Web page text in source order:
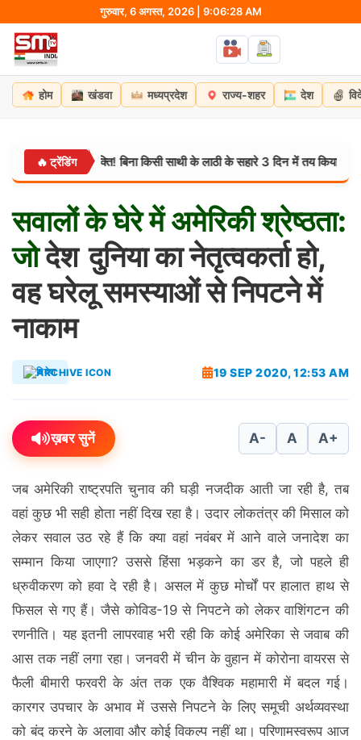
content
गुरुवार, 6 अगस्त, 2026 | 9:06:29 AM
होम खंडवा मध्यप्रदेश राज्य-शहर देश
🔥 ट्रेंडिंग
बिना किसी साथी के लाठी के सहारे 3 दिन में तय किया हरिद्वार का सफर
सवालोंकेघेरेमें अमेरिकीश्रेष्ठता:
जोदेश दुनिया का नेतृत्वकर्ता हो,
वह घरेलू समस्याओं से निपटने में
नाकाम
विदेश 19 SEP 2020, 12:53 AM
ख़बर सुनें A- A A+
जब अमेरिकी राष्ट्रपति चुनाव की घड़ी नजदीक आती जा रही है, तब
वहां कुछ भी सही होता नहीं दिख रहा है। उदार लोकतंत्र की मिसाल को
लेकर सवाल उठ रहे हैं कि क्या वहां नवंबर में आने वाले जनादेश का
सम्मान किया जाएगा? उससे हिंसा भड़कने का डर है, जो पहले ही
ध्रुवीकरण को हवा दे रही है। असल में कुछ मोर्चों पर हालात हाथ से
फिसल से गए हैं। जैसे कोविड-19 से निपटने को लेकर वाशिंगटन की
रणनीति। यह इतनी लापरवाह भरी रही कि कोई अमेरिका से जवाब की
आस तक नहीं लगा रहा। जनवरी में चीन के वुहान में कोरोना वायरस से
फैली बीमारी फरवरी के अंत तक एक वैश्विक महामारी में बदल गई।
कारगर उपचार के अभाव में उससे निपटने के लिए समूची अर्थव्यवस्था
को बंद करने के अलावा और कोई विकल्प नहीं था। परिणामस्वरूप आज